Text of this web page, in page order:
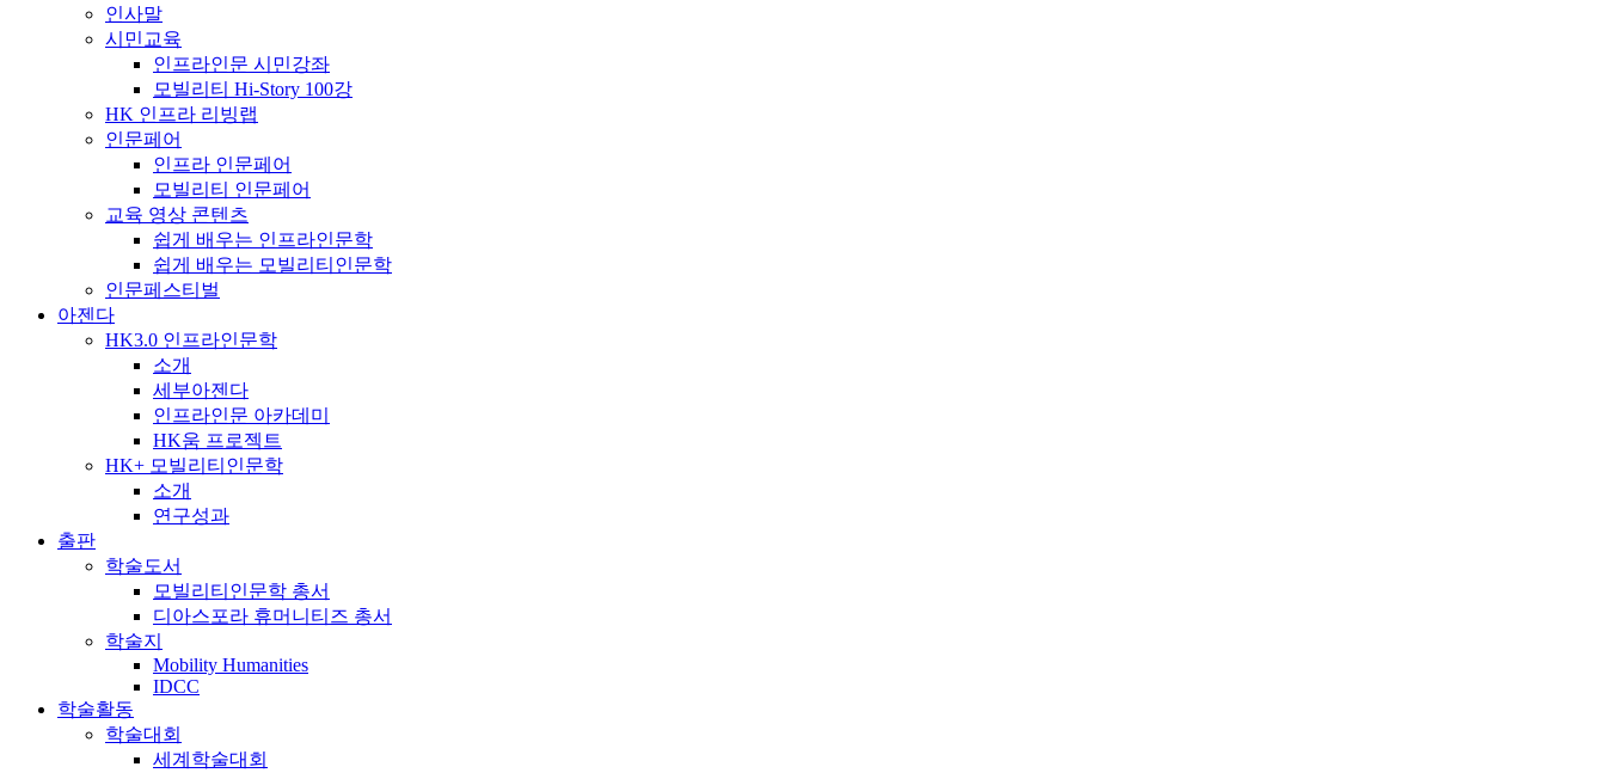
인사말
시민교육
인프라인문 시민강좌
모빌리티 Hi-Story 100강
HK 인프라 리빙랩
인문페어
인프라 인문페어
모빌리티 인문페어
교육 영상 콘텐츠
쉽게 배우는 인프라인문학
쉽게 배우는 모빌리티인문학
인문페스티벌
아젠다
HK3.0 인프라인문학
소개
세부아젠다
인프라인문 아카데미
HK움 프로젝트
HK+ 모빌리티인문학
소개
연구성과
출판
학술도서
모빌리티인문학 총서
디아스포라 휴머니티즈 총서
학술지
Mobility Humanities
IDCC
학술활동
학술대회
세계학술대회